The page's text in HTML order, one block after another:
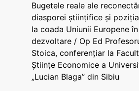
Bugetele reale ale
diasporei științifice și
la coada Uniunii Europene
dezvoltare / Op Ed
Stoica, conferențiar la
Științe Economice a
„Lucian Blaga” din Sibiu